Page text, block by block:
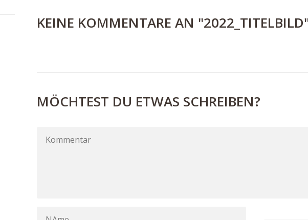
KEINE KOMMENTARE AN
MÖCHTEST DU ETWAS SCHREIBEN?